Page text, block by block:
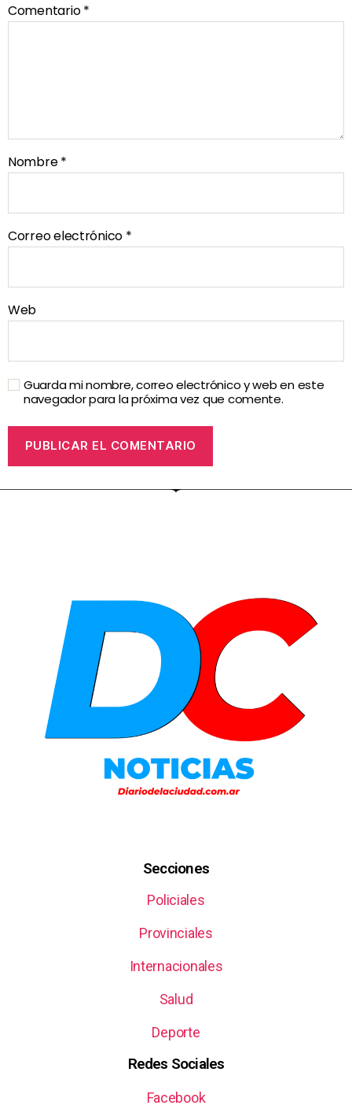
Comentario*
Nombre*
Correo electrónico *
Web
Guarda mi nombre, correo electrónico y web en este
navegador para la próxima vez que comente.
Secciones
Policiales
Provinciales
Internacionales
Salud
Deporte
Redes Sociales
Facebook